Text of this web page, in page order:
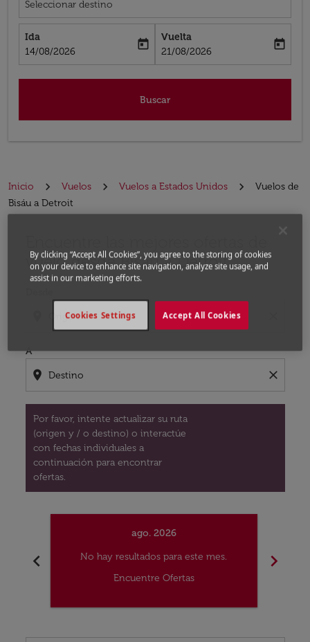
Seleccionar destino
Ida
fc-booking-departure-date-aria-label
14/08/2026
today
Vuelta
fc-booking-return-date-aria-label
21/08/2026
today
Buscar
Inicio Vuelos Vuelos a Estados Unidos
Vuelos de
Bisáu a Detroit
vuelo desde Bisáu a Detroit
A
location_on close
Por favor, intente actualizar su ruta
(origen y / o destino) o interactúe
con fechas individuales a
continuación para encontrar
ofertas.
chevron_left
ago. 2026
No hay resultados para este mes.
Encuentre Ofertas
chevron_right
By clicking “Accept All Cookies”, you agree to the storing of cookies
on your device to enhance site navigation, analyze site usage, and
assist in our marketing efforts.
Accept All Cookies
Cookies Settings